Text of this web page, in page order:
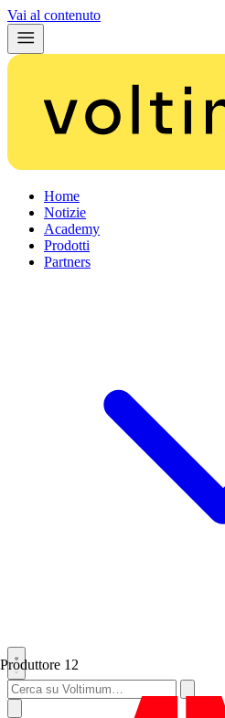
Vai al contenuto
Home
Notizie
Academy
Prodotti
Partners
Produttore 12